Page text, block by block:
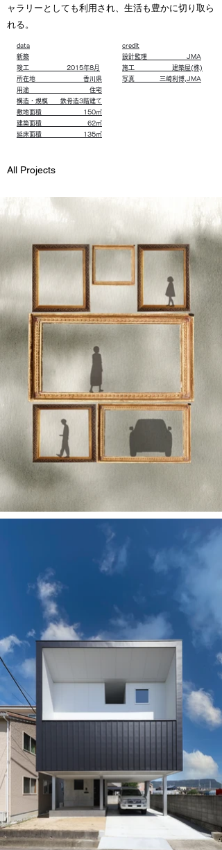
ャラリーとしても利用され、生活も豊かに切り取ら
れる。
data
新築
竣工 2015年8月
所在地 香川県
用途 住宅
構造・規模 鉄骨造3階建て
​敷地面積 150㎡
建築面積 62㎡
延床面積 135㎡
credit
設計監理 JMA
施工 建築屋(株)
写真 三崎利博,JMA
All Projects